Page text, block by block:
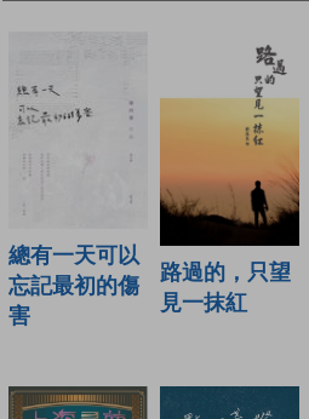
總有一天可以
忘記最初的傷
害
路過的，只望
見一抹紅